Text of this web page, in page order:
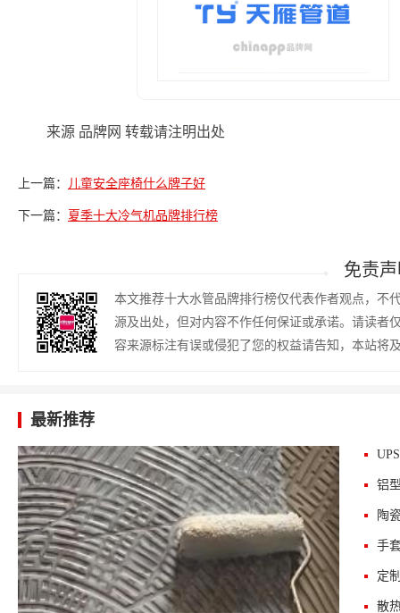
来源 品牌网 转载请注明出处
上一篇： 儿童安全座椅什么牌子好
下一篇： 夏季十大冷气机品牌排行榜
免责
本文推荐十大水管品牌排行榜仅代表作者观点，不
源及出处，但对内容不作任何保证或承诺。请读者
容来源标注有误或侵犯了您的权益请告知，本站将
最新推荐
铝
陶
手
定
散